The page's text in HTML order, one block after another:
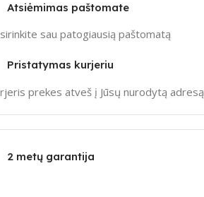
Atsiėmimas paštomate
sau patogiausią paštomatą
Pristatymas kurjeriu
prekes atveš į Jūsų nurodytą adresą
2 metų garantija